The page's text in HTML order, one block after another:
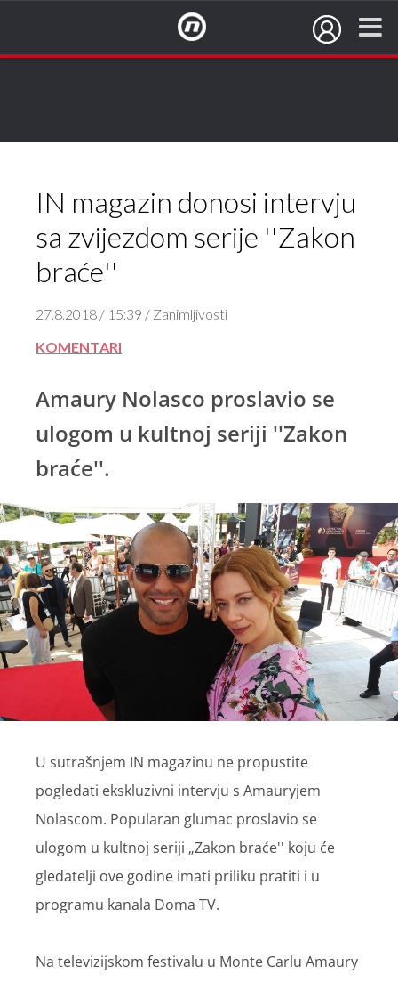
IN magazin donosi intervju
sa zvijezdom serije ''Zakon
braće''
27.8.2018 / 15:39 / Zanimljivosti
KOMENTARI
Amaury Nolasco proslavio se
ulogom u kultnoj seriji ''Zakon
braće''.
U sutrašnjem IN magazinu ne propustite
pogledati ekskluzivni intervju s Amauryjem
Nolascom. Popularan glumac proslavio se
ulogom u kultnoj seriji „Zakon braće'' koju će
gledatelji ove godine imati priliku pratiti i u
programu kanala Doma TV.
Na televizijskom festivalu u Monte Carlu Amaury